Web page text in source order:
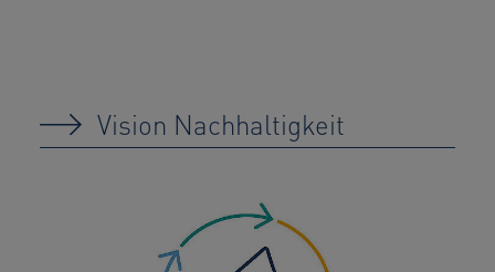
Vision Nachhaltigkeit